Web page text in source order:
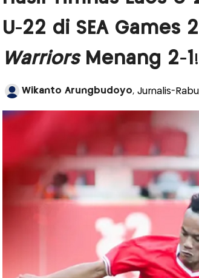
U-22 di SEA Games
WarriorsMenang 2-1!
Wikanto Arungbudoyo, Jurnalis-